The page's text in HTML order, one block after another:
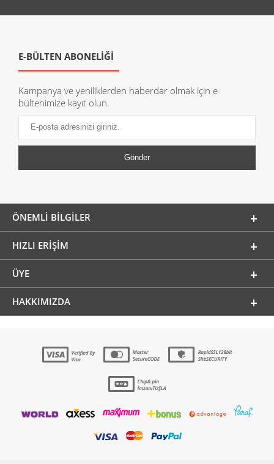
E-BÜLTEN ABONELİĞİ
Kampanya ve yeniliklerden haberdar olmak için e-
bültenimize kayıt olun.
ÖNEMLI BILGILER
HIZLI ERIŞIM
ÜYE
HAKKIMIZDA